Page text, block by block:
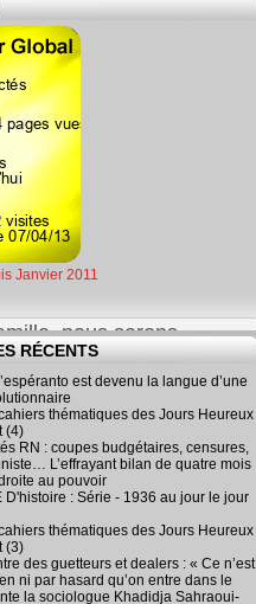
collectées
et celles sur
d'appliquer,
nous serons
plusieurs
" qui
des initiatives
Janvier 2011
RÉCENTS
est devenu la langue d’une
thématiques des Jours Heureux
(4)
RN : coupes budgétaires, censures,
L’effrayant bilan de quatre mois
au pouvoir
D'histoire : Série - 1936 au jour le jour
thématiques des Jours Heureux
(3)
des guetteurs et dealers : « Ce n’est
ni par hasard qu’on entre dans le
la sociologue Khadidja Sahraoui-